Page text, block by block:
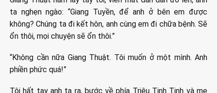
ta nghẹn ngào: “Giang Tuyền, để anh ở bên em được
không? Chúng ta đi kết hôn, anh cùng em đi chữa bệnh. Sẽ
ổn thôi, mọi chuyện sẽ ổn thôi.”
“Không cần nữa Giang Thuật. Tôi muốn ở một mình. Anh
phiền phức quá!”
Tôi hất tay anh ta ra, bước về phía Triệu Tinh Tinh và mẹ